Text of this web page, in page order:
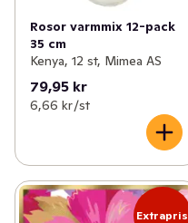
Rosor varmmix 12-pack
35 cm
Kenya, 12 st, Mimea AS
79,95 kr
6,66 kr /st
Extrapris